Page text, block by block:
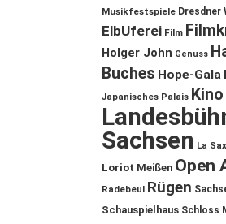
Musikfestspiele Dresdner
ElbUferei Film
Holger John Genuss
Buches Hope-Gala
Japanisches Palais Kino
Sachsen La
Loriot Meißen Open
Radebeul Rügen
Schauspielhaus Schloss